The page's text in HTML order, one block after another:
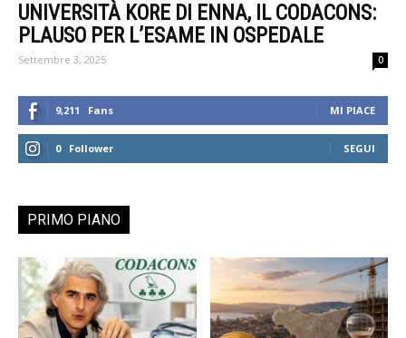
UNIVERSITÀ KORE DI ENNA, IL CODACONS:
PLAUSO PER L’ESAME IN OSPEDALE
Settembre 3, 2025 0
9,211 Fans MI PIACE
0 Follower SEGUI
PRIMO PIANO